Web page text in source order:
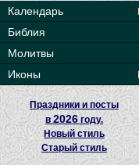
Календарь
Библия
Молитвы
Иконы
Праздники и посты
в2026 году.
Новый стиль
Старый стиль